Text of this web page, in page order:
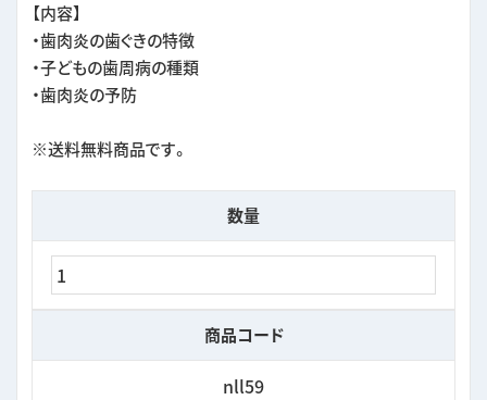
【内容】
・歯肉炎の歯ぐきの特徴
・子どもの歯周病の種類
・歯肉炎の予防
※送料無料商品です。
数量
商品コード
nll59